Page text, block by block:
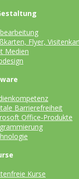
Flyer,
Medien
Barrierefreiheit
Office-Produkte
Kurse